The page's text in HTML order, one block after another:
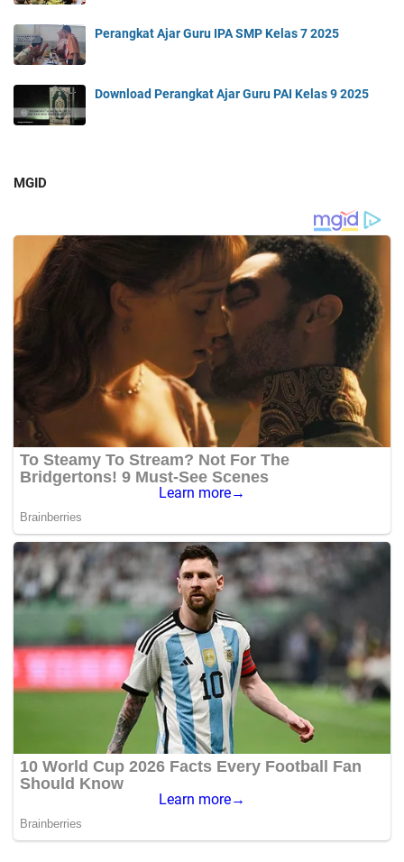
Perangkat Ajar Guru IPA SMP Kelas 7 2025
Download Perangkat Ajar Guru PAI Kelas 9 2025
MGID